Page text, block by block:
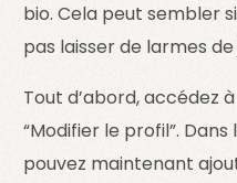
bio. Cela peut sembler
pas laisser de larmes
Tout d’abord, accédez
“Modifier le profil”. Dans
pouvez maintenant